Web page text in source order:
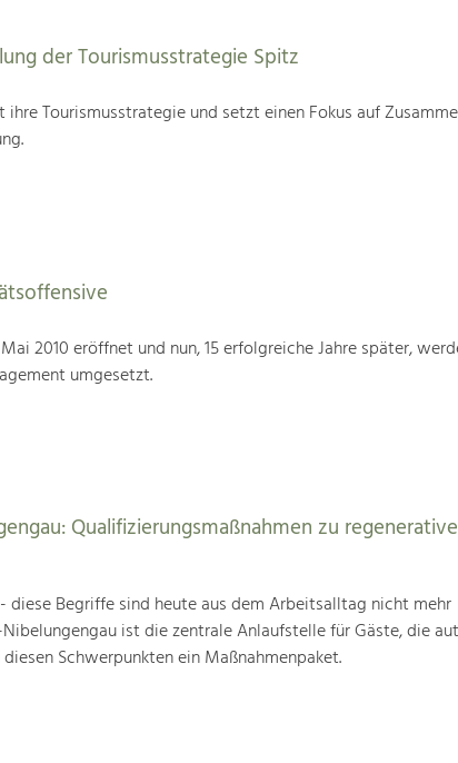
der Tourismusstrategie Spitz
Tourismusstrategie und setzt einen Fokus auf
2010 eröffnet und nun, 15 erfolgreiche Jahre später,
umgesetzt.
Qualifizierungsmaßnahmen zu
diese Begriffe sind heute aus dem Arbeitsalltag nicht mehr
ist die zentrale Anlaufstelle für Gäste, die
Schwerpunkten ein Maßnahmenpaket.